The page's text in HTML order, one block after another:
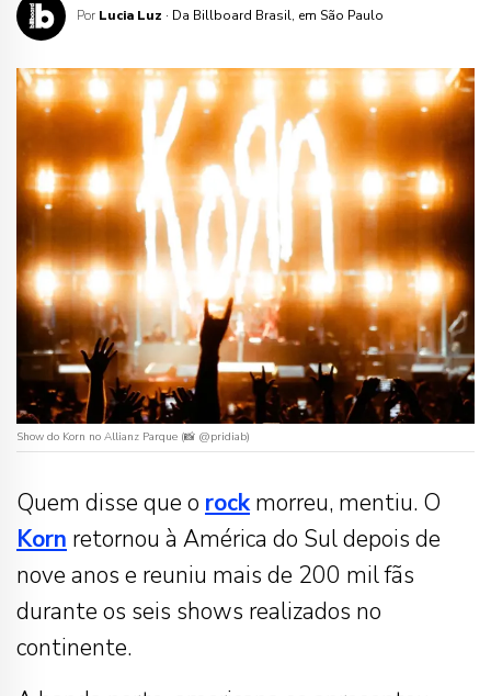
Por Lucia Luz · Da Billboard Brasil, em São Paulo
Show do Korn no Allianz Parque (📸 @pridiab)
Quem disse que o rockmorreu, mentiu. O
Korn retornou à América do Sul depois de
nove anos e reuniu mais de 200 mil fãs
durante os seis shows realizados no
continente.